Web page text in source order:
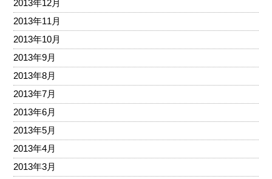
2013年12月
2013年11月
2013年10月
2013年9月
2013年8月
2013年7月
2013年6月
2013年5月
2013年4月
2013年3月